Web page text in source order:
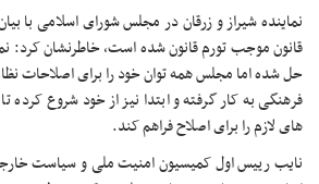
قانون موجب تورم قانون شده است، خاطرنشان
حل شده اما مجلس همه توان خود را برای اصلاحات
فرهنگی به کار گرفته و ابتدا نیز از خود شروع کرده
های لازم را برای اصلاح فراهم کند.
نایب رییس اول کمیسیون امنیت ملی و سیاست